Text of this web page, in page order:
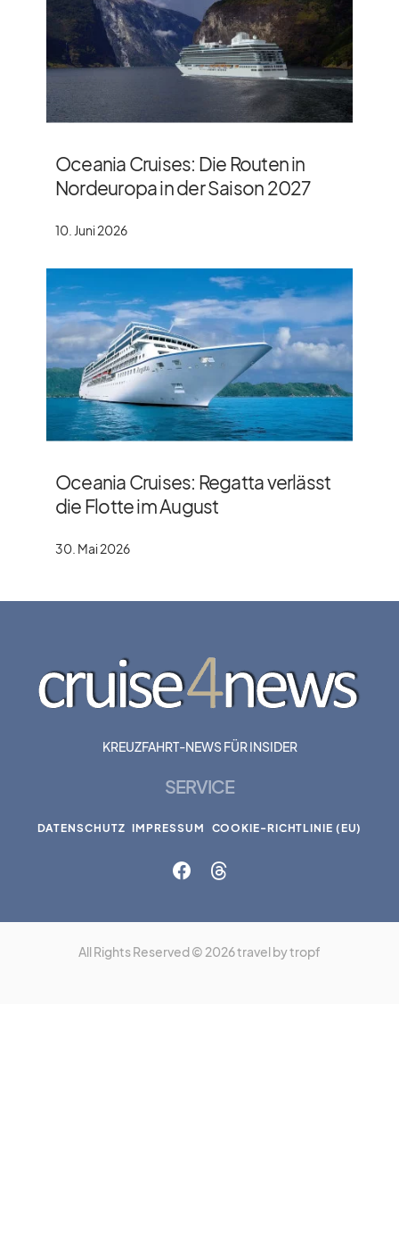
Oceania Cruises: Die Routen in
Nordeuropa in der Saison 2027
10. Juni 2026
Oceania Cruises: Regatta verlässt
die Flotte im August
30. Mai 2026
KREUZFAHRT-NEWS FÜR INSIDER
SERVICE
DATENSCHUTZ IMPRESSUM COOKIE-RICHTLINIE (EU)
All Rights Reserved © 2026 travel by tropf